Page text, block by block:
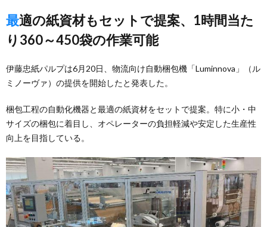
最適の紙資材もセットで提案、1時間当た
り360～450袋の作業可能
伊藤忠紙パルプは6月20日、物流向け自動梱包機「Luminnova」（ル
ミノーヴァ）の提供を開始したと発表した。
梱包工程の自動化機器と最適の紙資材をセットで提案。特に小・中
サイズの梱包に着目し、オペレーターの負担軽減や安定した生産性
向上を目指している。